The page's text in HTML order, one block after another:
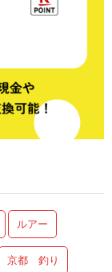
ルアー
京都 釣り